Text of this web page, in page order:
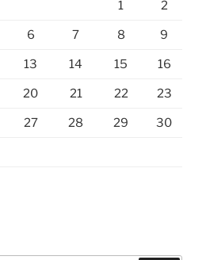
1 2
6 7 8 9
13 14 15 16
20 21 22 23
27 28 29 30